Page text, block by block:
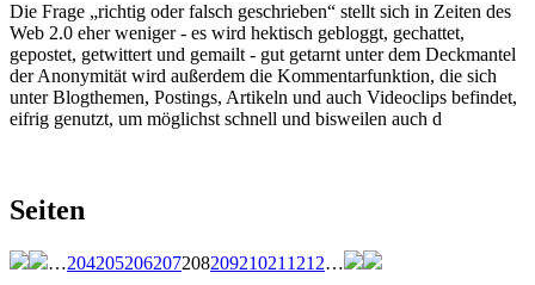
Die Frage „richtig oder falsch geschrieben“ stellt sich in Zeiten des
Web 2.0 eher weniger - es wird hektisch gebloggt, gechattet,
gepostet, getwittert und gemailt - gut getarnt unter dem Deckmantel
der Anonymität wird außerdem die Kommentarfunktion, die sich
unter Blogthemen, Postings, Artikeln und auch Videoclips befindet,
eifrig genutzt, um möglichst schnell und bisweilen auch d
Seiten
…204205206207208209210211 212…